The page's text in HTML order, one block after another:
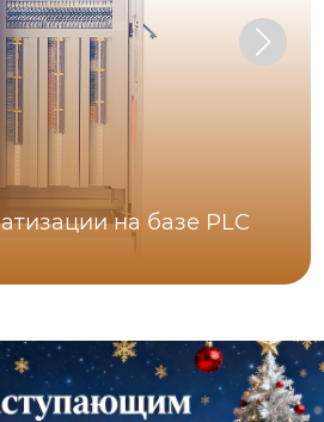
на базе PLC